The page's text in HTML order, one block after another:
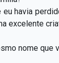
havia
excelente
nome que